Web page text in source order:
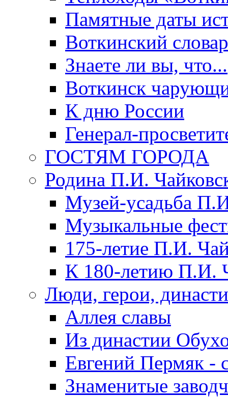
Памятные даты
Воткинский
Знаете ли вы, что...
Воткинск
К дню России
Генерал-
ГОСТЯМ ГОРОДА
Родина П.И.
Музей-усадьба
Музыкальные
175-летие П.И.
К 180-летию П.И.
Люди, герои,
Аллея славы
Из династии
Евгений Пермяк -
Знаменитые